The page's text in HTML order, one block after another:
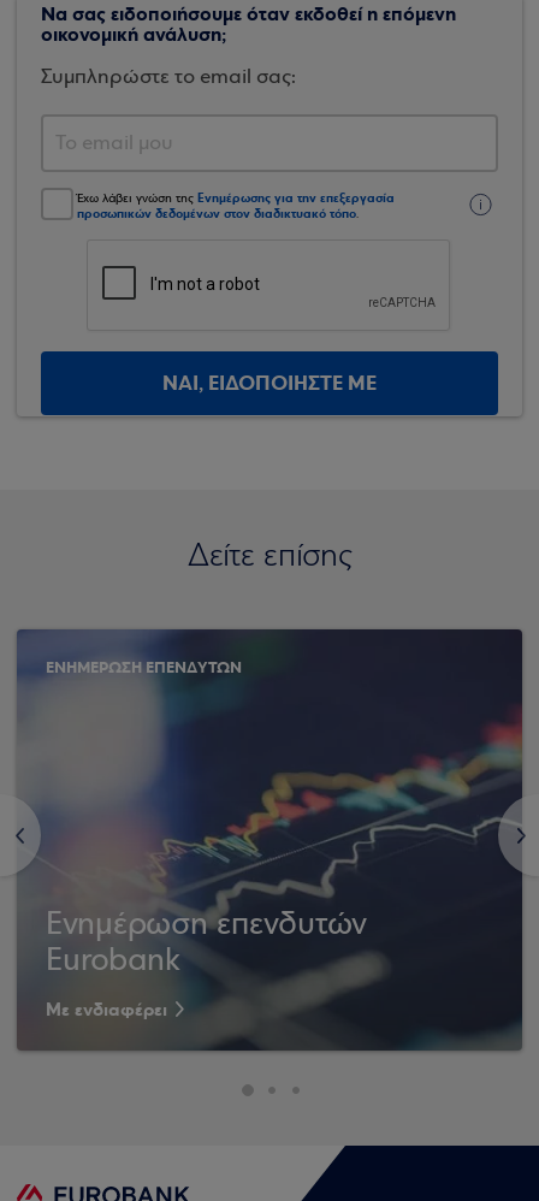
Να σας ειδοποιήσουμε όταν εκδοθεί η επόμενη
οικονομική ανάλυση;
Συμπληρώστε το email σας:
Έχω λάβει γνώση της Ενημέρωσης για την επεξεργασία
προσωπικών δεδομένων στον διαδικτυακό τόπο.
ΝΑΙ, ΕΙΔΟΠΟΙΗΣΤΕ ΜΕ
Δείτε επίσης
<
ΕΝΗΜΕΡΩΣΗ ΕΠΕΝΔΥΤΩΝ
Ενημέρωση επενδυτών
Eurobank
Με ενδιαφέρει
>